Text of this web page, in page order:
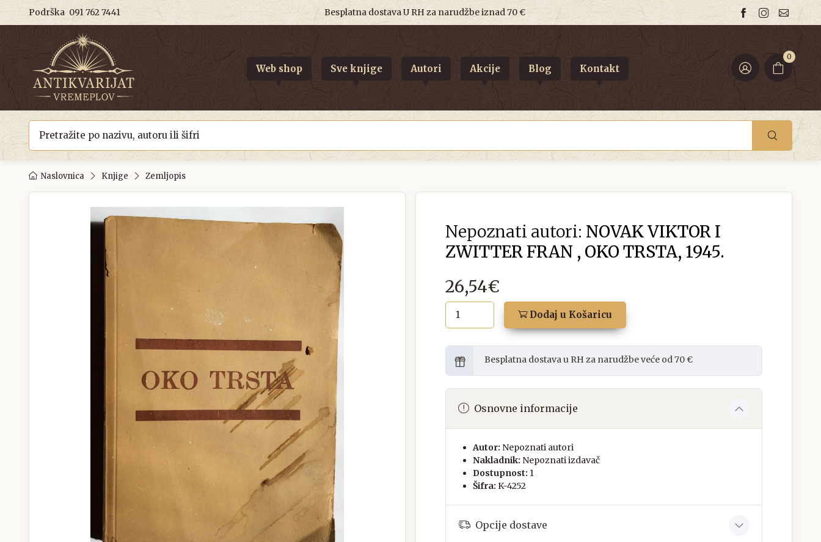
Podrška 091 762 7441 Besplatna dostava U RH za narudžbe iznad 70 €
0
Web shop Sve knjige Autori Akcije Blog Kontakt
Naslovnica Knjige Zemljopis
Nepoznati autori: NOVAK VIKTOR I
ZWITTER FRAN , OKO TRSTA, 1945.
26,54€
Dodaj u Košaricu
Besplatna dostava u RH za narudžbe veće od 70 €
Osnovne informacije
Autor: Nepoznati autori
Nakladnik: Nepoznati izdavač
Dostupnost: 1
Šifra: K-4252
Opcije dostave